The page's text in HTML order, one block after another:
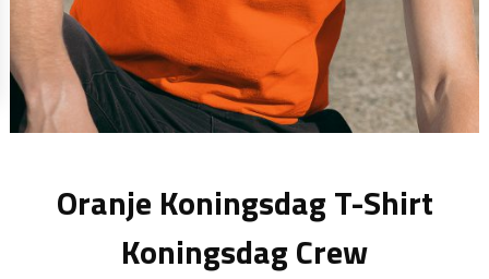
Oranje Koningsdag T-Shirt
Koningsdag Crew